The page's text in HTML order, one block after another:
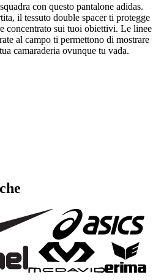
con questo pantalone adidas.
il tessuto double spacer ti protegge
concentrato sui tuoi obiettivi. Le linee
al campo ti permettono di mostrare
camaraderia ovunque tu vada.